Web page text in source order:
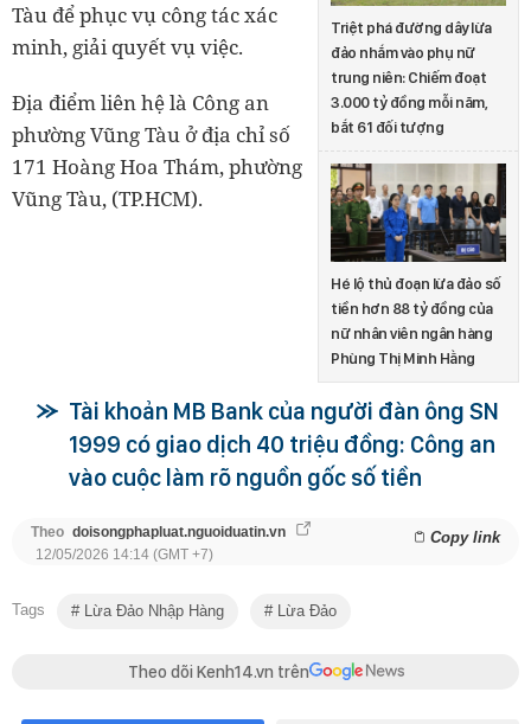
Triệt phá đường dây lừa
đảo nhắm vào phụ nữ
trung niên: Chiếm đoạt
3.000 tỷ đồng mỗi năm,
bắt 61 đối tượng
Hé lộ thủ đoạn lừa đảo số
tiền hơn 88 tỷ đồng của
nữ nhân viên ngân hàng
Phùng Thị Minh Hằng
Tàu để phục vụ công tác xác
minh, giải quyết vụ việc.
Địa điểm liên hệ là Công an
phường Vũng Tàu ở địa chỉ số
171 Hoàng Hoa Thám, phường
Vũng Tàu, (TP.HCM).
Tài khoản MB Bank của người đàn ông SN
1999 có giao dịch 40 triệu đồng: Công an
vào cuộc làm rõ nguồn gốc số tiền
Theo doisongphapluat.nguoiduatin.vn Copy link
12/05/2026 14:14 (GMT +7)
Tags Lừa Đảo Nhập Hàng Lừa Đảo
Theo dõi Kenh14.vn trên